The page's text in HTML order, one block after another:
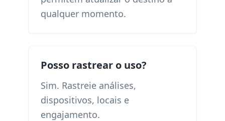
qualquer momento.
Posso rastrear o uso?
Sim. Rastreie análises,
dispositivos, locais e
engajamento.